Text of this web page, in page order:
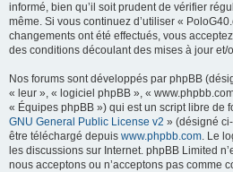
informé, bien qu’il soit prudent de vérifier
même. Si vous continuez d’utiliser «
changements ont été effectués, vous
des conditions découlant des mises à jour et/
Nos forums sont développés par phpBB
« leur », « logiciel phpBB », «
« Équipes phpBB ») qui est un script libre de
GNU General Public License v2 » (désigné
être téléchargé depuis www.phpbb.com. Le
les discussions sur Internet. phpBB Limited
nous acceptons ou n’acceptons pas comme